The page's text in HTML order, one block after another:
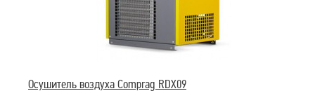
Осушитель воздуха Comprag RDX09